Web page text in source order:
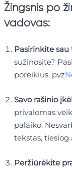
Žingsnis po
vadovas:
Pasirinkite
sužinosite?
poreikius, pvz
Savo rašinio
privalomas
palaiko.
tekstas,
Peržiūrėkite